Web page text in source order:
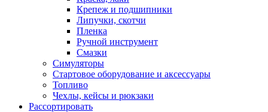
Крепеж и подшипники
Липучки, скотчи
Пленка
Ручной инструмент
Смазки
Симуляторы
Стартовое оборудование и аксессуары
Топливо
Чехлы, кейсы и рюкзаки
Рассортировать